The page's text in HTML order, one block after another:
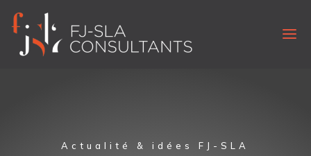
Actualité & idées FJ-SLA